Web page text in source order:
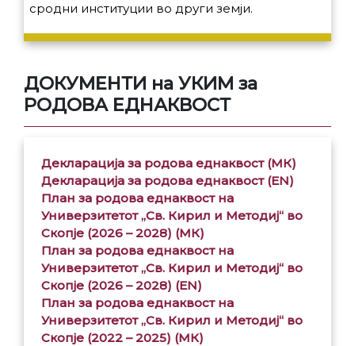
сродни институции во други земји.
ДОКУМЕНТИ на УКИМ за
РОДОВА ЕДНАКВОСТ
Декларација за родова еднаквост (МК)
Декларација за родова еднаквост (EN)
План за родова еднаквост на
Универзитетот „Св. Кирил и Методиј“ во
Скопје (2026 – 2028) (МК)
План за родова еднаквост на
Универзитетот „Св. Кирил и Методиј“ во
Скопје (2026 – 2028) (EN)
План за родова еднаквост на
Универзитетот „Св. Кирил и Методиј“ во
Скопје (2022 – 2025) (МК)